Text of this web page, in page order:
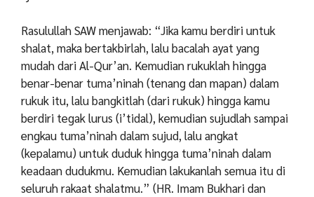
Rasulullah SAW menjawab: “Jika kamu berdiri untuk
shalat, maka bertakbirlah, lalu bacalah ayat yang
mudah dari Al-Qur’an. Kemudian rukuklah hingga
benar-benar tuma’ninah (tenang dan mapan) dalam
rukuk itu, lalu bangkitlah (dari rukuk) hingga kamu
berdiri tegak lurus (i’tidal), kemudian sujudlah sampai
engkau tuma’ninah dalam sujud, lalu angkat
(kepalamu) untuk duduk hingga tuma’ninah dalam
keadaan dudukmu. Kemudian lakukanlah semua itu di
seluruh rakaat shalatmu.” (HR. Imam Bukhari dan